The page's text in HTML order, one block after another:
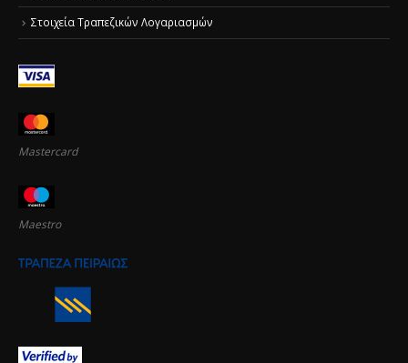
Στοιχεία Τραπεζικών Λογαριασμών
Mastercard
Maestro